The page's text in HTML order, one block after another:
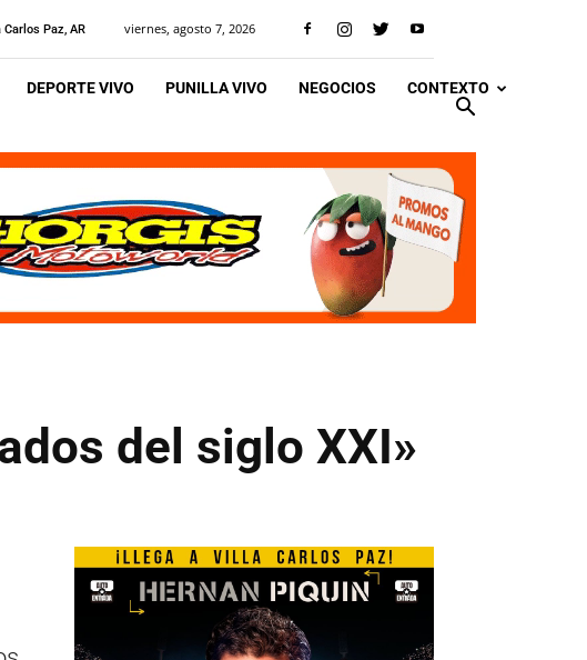
Carlos Paz, AR viernes, agosto 7, 2026
DEPORTE VIVO PUNILLA VIVO NEGOCIOS CONTEXTO
del siglo XXI»